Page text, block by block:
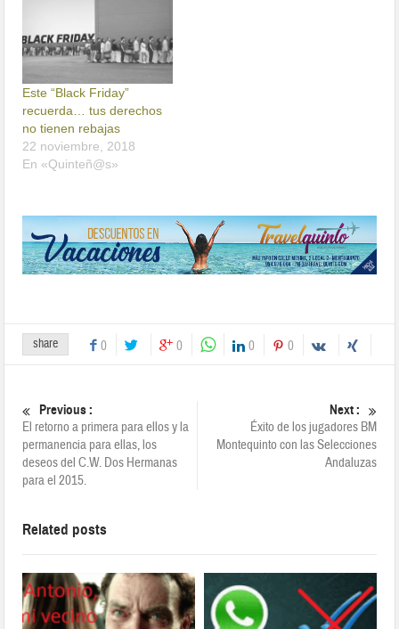
Este “Black Friday”
recuerda… tus derechos
no tienen rebajas
22 noviembre, 2018
En «Quinteñ@s»
share 0 0 0 0
Previous :
El retorno a primera para ellos y la
permanencia para ellas, los
deseos del C.W. Dos Hermanas
para el 2015.
Next :
Éxito de los jugadores BM
Montequinto con las Selecciones
Andaluzas
Related posts